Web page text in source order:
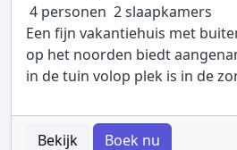
4 personen 2 slaapkamers
Een fijn vakantiehuis met
op het noorden biedt
in de tuin volop plek is in de
Bekijk
Boek nu